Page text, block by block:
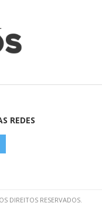
REDES
DIREITOS RESERVADOS.